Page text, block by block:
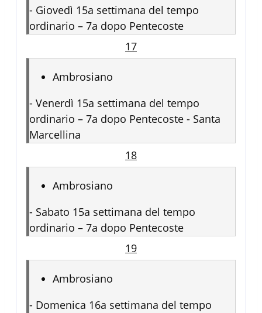
- Giovedì 15a settimana del tempo
ordinario – 7a dopo Pentecoste
17
Ambrosiano
- Venerdì 15a settimana del tempo
ordinario – 7a dopo Pentecoste - Santa
Marcellina
18
Ambrosiano
- Sabato 15a settimana del tempo
ordinario – 7a dopo Pentecoste
19
Ambrosiano
- Domenica 16a settimana del tempo